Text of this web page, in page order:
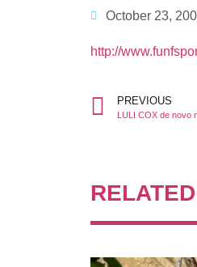
October 23,
http://
PREVIOUS
LULI COX de novo